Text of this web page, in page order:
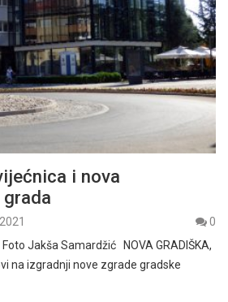
i nova
0
Jakša Samardžić NOVA GRADIŠKA,
na izgradnji nove zgrade gradske